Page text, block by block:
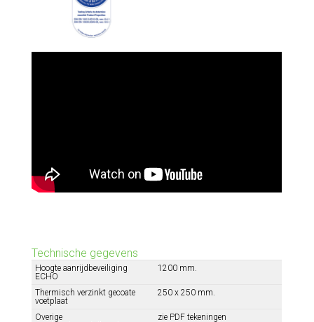
Technische gegevens
Hoogte aanrijdbeveiliging
ECHO
1200 mm.
Thermisch verzinkt gecoate
voetplaat
250 x 250 mm.
Overige
zie PDF tekeningen